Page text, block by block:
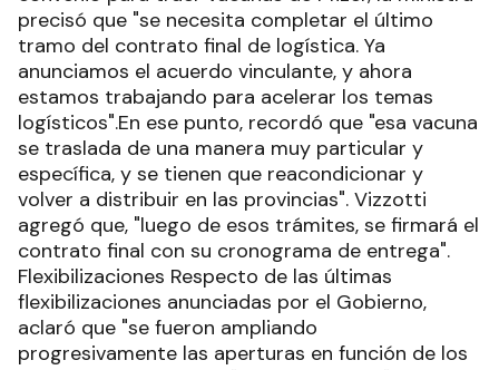
precisó que "se necesita completar el último
tramo del contrato final de logística. Ya
anunciamos el acuerdo vinculante, y ahora
estamos trabajando para acelerar los temas
logísticos".En ese punto, recordó que "esa vacuna
se traslada de una manera muy particular y
específica, y se tienen que reacondicionar y
volver a distribuir en las provincias". Vizzotti
agregó que, "luego de esos trámites, se firmará el
contrato final con su cronograma de entrega".
Flexibilizaciones Respecto de las últimas
flexibilizaciones anunciadas por el Gobierno,
aclaró que "se fueron ampliando
progresivamente las aperturas en función de los